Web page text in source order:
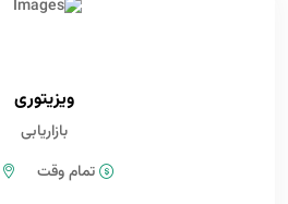
ویزیتوری
بازاریابی
تمام وقت